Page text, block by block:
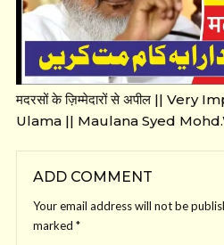
मदरसों के ज़िम्मेदारों से अपील ||
Ulama || Maulana Syed
ADD COMMENT
Your email address will not be
marked *